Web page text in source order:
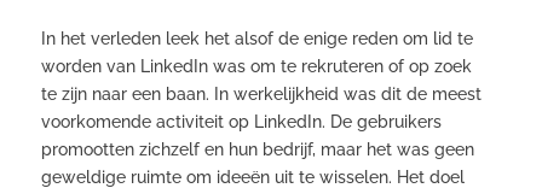
In het verleden leek het alsof de enige reden om lid te
worden van LinkedIn was om te rekruteren of op zoek
te zijn naar een baan. In werkelijkheid was dit de meest
voorkomende activiteit op LinkedIn. De gebruikers
promootten zichzelf en hun bedrijf, maar het was geen
geweldige ruimte om ideeën uit te wisselen. Het doel